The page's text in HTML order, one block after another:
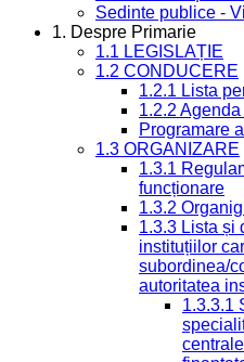
Sedinte publice -
1. Despre Primarie
1.1 LEGISLAȚIE
1.2 CONDUCERE
1.2.1 Lista
1.2.2
Programare
1.3 ORGANIZARE
1.3.1
funcționare
1.3.2
1.3.3 Lista și
instituțiilor
subordinea/
autoritatea
1.3.3.1